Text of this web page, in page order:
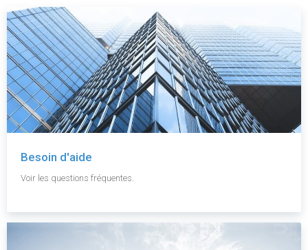
Besoin d'aide
Voir les questions fréquentes.